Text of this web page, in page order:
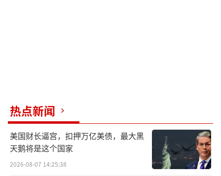
热点新闻
美国财长逼宫，扣押万亿美债，最大黑
天鹅将是这个国家
2026-08-07 14:25:38